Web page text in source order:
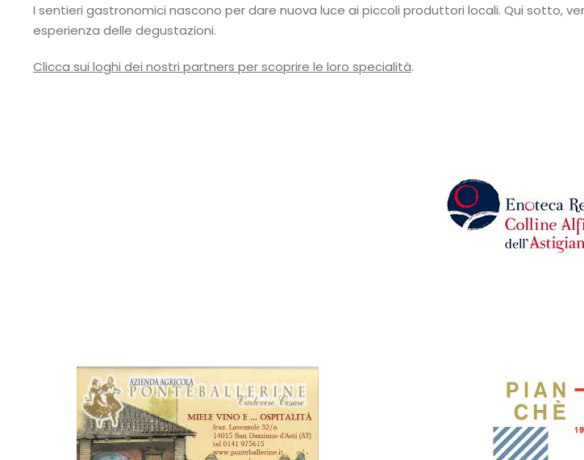
I sentieri gastronomici nascono per dare nuova luce ai piccoli produttori locali. Qui sotto,
esperienza delle degustazioni.
Clicca sui loghi dei nostri partners per scoprire le loro specialità.